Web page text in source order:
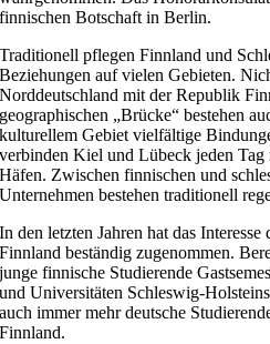
finnischen Botschaft in Berlin.
Traditionell pflegen Finnland und
Beziehungen auf vielen Gebieten.
Norddeutschland mit der Republik
geographischen „Brücke“ bestehen
kulturellem Gebiet vielfältige
verbinden Kiel und Lübeck jeden
Häfen. Zwischen finnischen und
Unternehmen bestehen traditionell
In den letzten Jahren hat das
Finnland beständig zugenommen.
junge finnische Studierende
und Universitäten Schleswig-
auch immer mehr deutsche
Finnland.